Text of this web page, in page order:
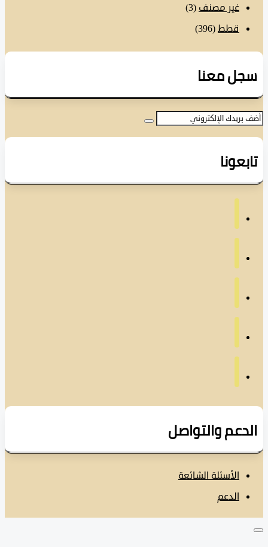
غير مصنف(3)
قطط
(396)
معنا
والتواصل
الأسئلة الشائعة
الدعم